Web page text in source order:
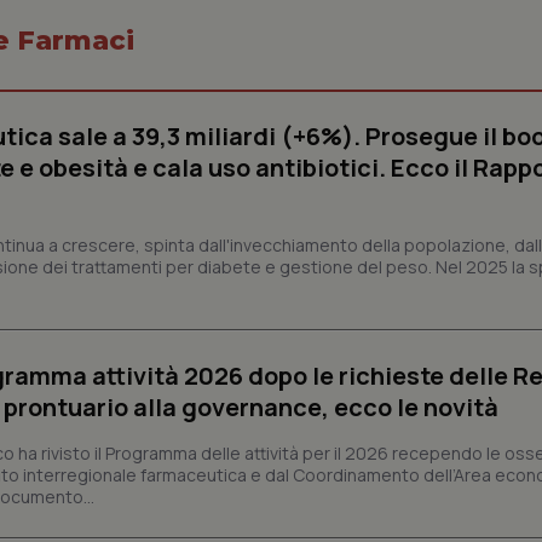
Farmaci
sale a 39,3 miliardi (+6%). Prosegue il
e obesità e cala uso antibiotici. Ecco il
a crescere, spinta dall'invecchiamento della popolazione,
dei trattamenti per diabete e gestione del peso. Nel 2025 la
attività 2026 dopo le richieste delle
alla governance, ecco le novità
ha rivisto il Programma delle attività per il 2026 recependo le
interregionale farmaceutica e dal Coordinamento dell’Area
Statistici Marketing
a rendere fruibile il sito web abilitandone funzionalità di base quali la
del sito. Il sito web non è in grado di funzionare correttamente senza questi
YouTube
.youtube.com
5 mesi 4
settimane
Questo cookie viene utilizzato
scelte di consenso e privacy
impostazioni sulla privacy,
CookieScript
www.quotidianosanita.it
5 mesi 3
settimane
Questo cookie viene utilizzato
Script.com per ricordare le
sui cookie dei visitatori. È
correttamente.
www.quotidianosanita.it
4
Questo cookie è impostato